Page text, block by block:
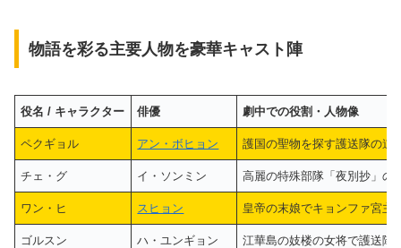
物語を彩る主要人物を豪華キャスト陣
役名 / キャラクター 俳優 劇中での役割・人物像
ペクギョル アン・ボヒョン 護国の聖物を探す護送隊の道
チェ・グ イ・ソンミン 高麗の特殊部隊「夜別抄」の
ワン・ヒ スヒョン 皇帝の末娘でキョンファ宮主
ゴルスン ハ・ユンギョン 江華島の妓楼の女将で護送隊